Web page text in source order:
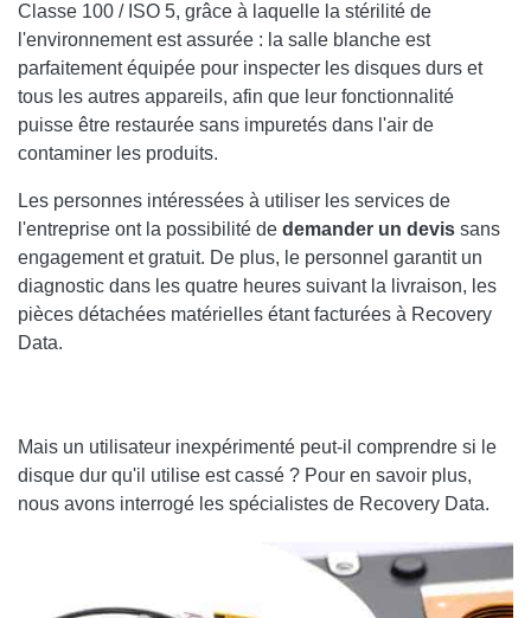
Classe 100 / ISO 5, grâce à laquelle la stérilité de
l'environnement est assurée : la salle blanche est
parfaitement équipée pour inspecter les disques durs et
tous les autres appareils, afin que leur fonctionnalité
puisse être restaurée sans impuretés dans l'air de
contaminer les produits.
Les personnes intéressées à utiliser les services de
l'entreprise ont la possibilité de demander un devis sans
engagement et gratuit. De plus, le personnel garantit un
diagnostic dans les quatre heures suivant la livraison, les
pièces détachées matérielles étant facturées à Recovery
Data.
Mais un utilisateur inexpérimenté peut-il comprendre si le
disque dur qu'il utilise est cassé ? Pour en savoir plus,
nous avons interrogé les spécialistes de Recovery Data.